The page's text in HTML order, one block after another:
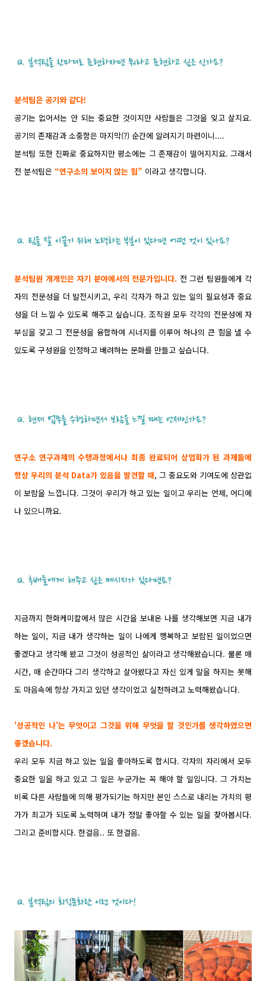
분석팀은 공기와 같다!
공기는 없어서는 안 되는 중요한 것이지만 사람들은 그것을 잊고 살지요.
공기의 존재감과 소중함은 마지막(?) 순간에 알려지기 마련이니....
분석팀 또한 진짜로 중요하지만 평소에는 그 존재감이 떨어지지요. 그래서
전 분석팀은 “연구소의 보이지 않는 힘” 이라고 생각합니다.
분석팀원 개개인은 자기 분야에서의 전문가입니다. 전 그런 팀원들에게 각
자의 전문성을 더 발전시키고, 우리 각자가 하고 있는 일의 필요성과 중요
성을 더 느낄 수 있도록 해주고 싶습니다. 조직원 모두 각각의 전문성에 자
부심을 갖고 그 전문성을 융합하여 시너지를 이루어 하나의 큰 힘을 낼 수
있도록 구성원을 인정하고 배려하는 문화를 만들고 싶습니다.
연구소 연구과제의 수행과정에서나 최종 완료되어 상업화가 된 과제들에
항상 우리의 분석 Data가 있음을 발견할 때, 그 중요도와 기여도에 상관없
이 보람을 느낍니다. 그것이 우리가 하고 있는 일이고 우리는 언제, 어디에
나 있으니까요.
지금까지 한화케미칼에서 많은 시간을 보내온 나를 생각해보면 지금 내가
하는 일이, 지금 내가 생각하는 일이 나에게 행복하고 보람된 일이었으면
좋겠다고 생각해 왔고 그것이 성공적인 삶이라고 생각해왔습니다. 물론 매
시간, 매 순간마다 그리 생각하고 살아왔다고 자신 있게 말을 하지는 못해
도 마음속에 항상 가지고 있던 생각이었고 실천하려고 노력해왔습니다.
'성공적인 나'는 무엇이고 그것을 위해 무엇을 할 것인가를 생각하였으면
좋겠습니다.
우리 모두 지금 하고 있는 일을 좋아하도록 합시다. 각자의 자리에서 모두
중요한 일을 하고 있고 그 일은 누군가는 꼭 해야 할 일입니다. 그 가치는
비록 다른 사람들에 의해 평가되기는 하지만 본인 스스로 내리는 가치의 평
가가 최고가 되도록 노력하며 내가 정말 좋아할 수 있는 일을 찾아봅시다.
그리고 준비합시다. 한걸음.. 또 한걸음.